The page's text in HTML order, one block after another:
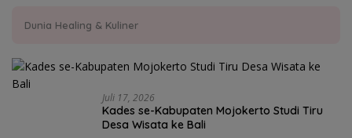
Dunia Healing & Kuliner
Juli 17, 2026
Kades se-Kabupaten Mojokerto Studi Tiru
Desa Wisata ke Bali